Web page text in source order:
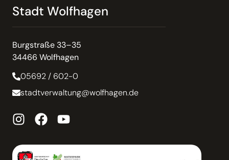
Stadt Wolfhagen
Burgstraße 33–35
34466 Wolfhagen
05692 / 602-0
stadtverwaltung@wolfhagen.de